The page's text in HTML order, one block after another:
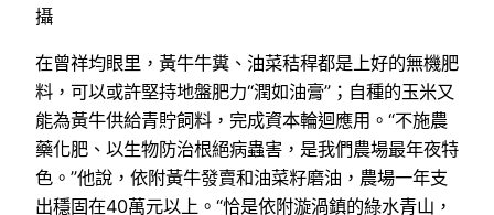
攝
在曾祥均眼里，黃牛牛糞、油菜秸稈都是上好的無機肥
料，可以或許堅持地盤肥力“潤如油膏”；自種的玉米又
能為黃牛供給青貯飼料，完成資本輪迴應用。“不施農
藥化肥、以生物防治根絕病蟲害，是我們農場最年夜特
色。”他說，依附黃牛發賣和油菜籽磨油，農場一年支
出穩固在40萬元以上。“恰是依附漩渦鎮的綠水青山，